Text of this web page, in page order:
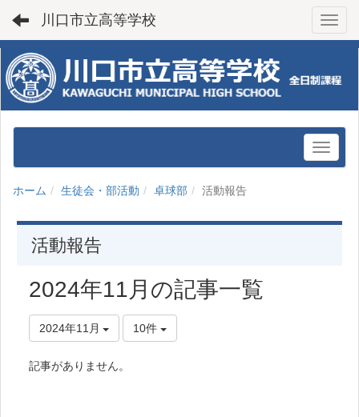
川口市立高等学校
ホーム 生徒会・部活動 卓球部 活動報告
活動報告
2024年11月の記事一覧
2024年11月 10件
記事がありません。